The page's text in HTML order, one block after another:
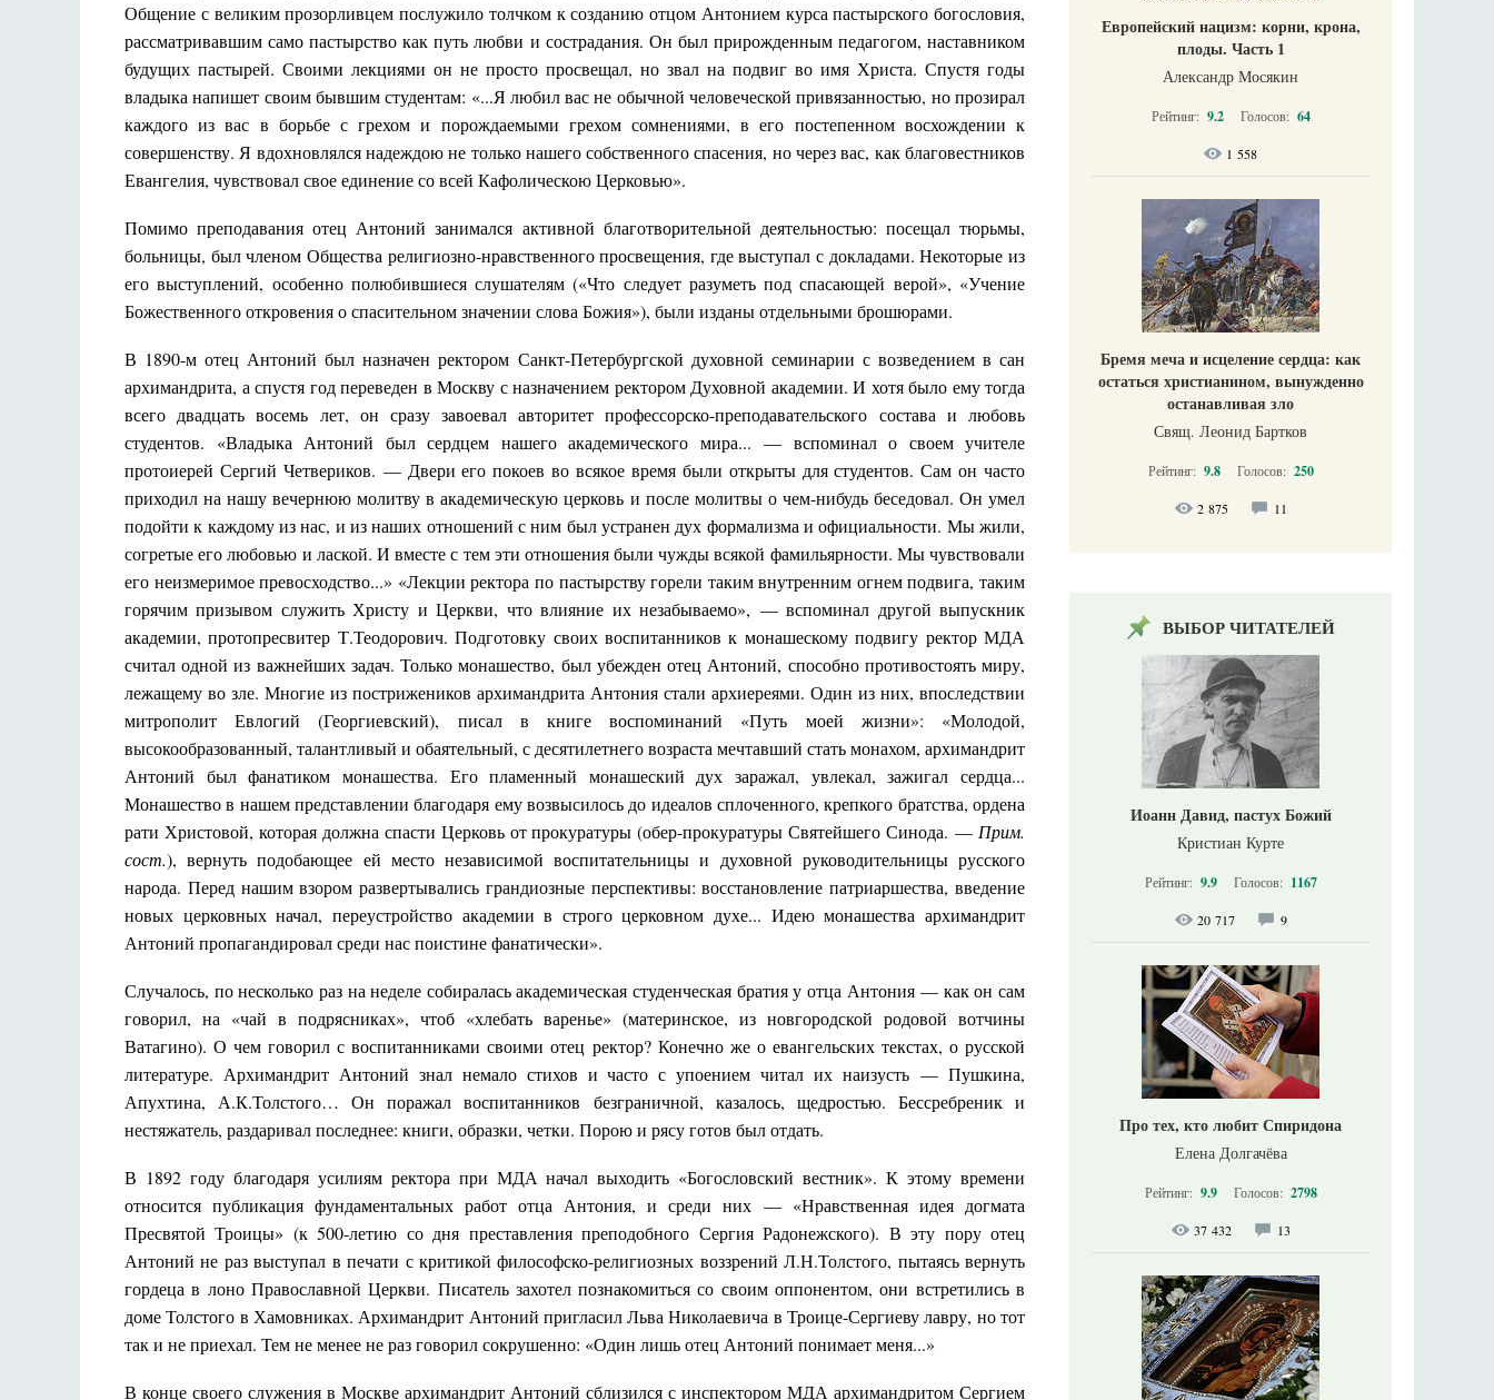
Общение с великим прозорливцем послужило толчком к созданию отцом Антонием курса пастырского богословия,
рассматривавшим само пастырство как путь любви и сострадания. Он был прирожденным педагогом, наставником
будущих пастырей. Своими лекциями он не просто просвещал, но звал на подвиг во имя Христа. Спустя годы
владыка напишет своим бывшим студентам: «...Я любил вас не обычной человеческой привязанностью, но прозирал
каждого из вас в борьбе с грехом и порождаемыми грехом сомнениями, в его постепенном восхождении к
совершенству. Я вдохновлялся надеждою не только нашего собственного спасения, но через вас, как благовестников
Евангелия, чувствовал свое единение со всей Кафолическою Церковью».
Помимо преподавания отец Антоний занимался активной благотворительной деятельностью: посещал тюрьмы,
больницы, был членом Общества религиозно-нравственного просвещения, где выступал с докладами. Некоторые из
его выступлений, особенно полюбившиеся слушателям («Что следует разуметь под спасающей верой», «Учение
Божественного откровения о спасительном значении слова Божия»), были изданы отдельными брошюрами.
В 1890-м отец Антоний был назначен ректором Санкт-Петербургской духовной семинарии с возведением в сан
архимандрита, а спустя год переведен в Москву с назначением ректором Духовной академии. И хотя было ему тогда
всего двадцать восемь лет, он сразу завоевал авторитет профессорско-преподавательского состава и любовь
студентов. «Владыка Антоний был сердцем нашего академического мира... — вспоминал о своем учителе
протоиерей Сергий Четвериков. — Двери его покоев во всякое время были открыты для студентов. Сам он часто
приходил на нашу вечернюю молитву в академическую церковь и после молитвы о чем-нибудь беседовал. Он умел
подойти к каждому из нас, и из наших отношений с ним был устранен дух формализма и официальности. Мы жили,
согретые его любовью и лаской. И вместе с тем эти отношения были чужды всякой фамильярности. Мы чувствовали
его неизмеримое превосходство...» «Лекции ректора по пастырству горели таким внутренним огнем подвига, таким
горячим призывом служить Христу и Церкви, что влияние их незабываемо», — вспоминал другой выпускник
академии, протопресвитер Т.Теодорович. Подготовку своих воспитанников к монашескому подвигу ректор МДА
считал одной из важнейших задач. Только монашество, был убежден отец Антоний, способно противостоять миру,
лежащему во зле. Многие из пострижеников архимандрита Антония стали архиереями. Один из них, впоследствии
митрополит Евлогий (Георгиевский), писал в книге воспоминаний «Путь моей жизни»: «Молодой,
высокообразованный, талантливый и обаятельный, с десятилетнего возраста мечтавший стать монахом, архимандрит
Антоний был фанатиком монашества. Его пламенный монашеский дух заражал, увлекал, зажигал сердца...
Монашество в нашем представлении благодаря ему возвысилось до идеалов сплоченного, крепкого братства, ордена
рати Христовой, которая должна спасти Церковь от прокуратуры (обер-прокуратуры Святейшего Синода. — Прим.
сост.), вернуть подобающее ей место независимой воспитательницы и духовной руководительницы русского
народа. Перед нашим взором развертывались грандиозные перспективы: восстановление патриаршества, введение
новых церковных начал, переустройство академии в строго церковном духе... Идею монашества архимандрит
Антоний пропагандировал среди нас поистине фанатически».
Случалось, по несколько раз на неделе собиралась академическая студенческая братия у отца Антония — как он сам
говорил, на «чай в подрясниках», чтоб «хлебать варенье» (материнское, из новгородской родовой вотчины
Ватагино). О чем говорил с воспитанниками своими отец ректор? Конечно же о евангельских текстах, о русской
литературе. Архимандрит Антоний знал немало стихов и часто с упоением читал их наизусть — Пушкина,
Апухтина, А.К.Толстого… Он поражал воспитанников безграничной, казалось, щедростью. Бессребреник и
нестяжатель, раздаривал последнее: книги, образки, четки. Порою и рясу готов был отдать.
В 1892 году благодаря усилиям ректора при МДА начал выходить «Богословский вестник». К этому времени
относится публикация фундаментальных работ отца Антония, и среди них — «Нравственная идея догмата
Пресвятой Троицы» (к 500-летию со дня преставления преподобного Сергия Радонежского). В эту пору отец
Антоний не раз выступал в печати с критикой философско-религиозных воззрений Л.Н.Толстого, пытаясь вернуть
гордеца в лоно Православной Церкви. Писатель захотел познакомиться со своим оппонентом, они встретились в
доме Толстого в Хамовниках. Архимандрит Антоний пригласил Льва Николаевича в Троице-Сергиеву лавру, но тот
так и не приехал. Тем не менее не раз говорил сокрушенно: «Один лишь отец Антоний понимает меня...»
В конце своего служения в Москве архимандрит Антоний сблизился с инспектором МДА архимандритом Сергием
Европейский нацизм: корни, крона,
плоды. Часть 1
Александр Мосякин
Рейтинг: 9.2 Голосов: 64
1 558
Бремя меча и исцеление сердца: как
остаться христианином, вынужденно
останавливая зло
Свящ. Леонид Бартков
Рейтинг: 9.8 Голосов: 250
2 875 11
ВЫБОР ЧИТАТЕЛЕЙ
Иоанн Давид, пастух Божий
Кристиан Курте
Рейтинг: 9.9 Голосов: 1167
20 717 9
Про тех, кто любит Спиридона
Елена Долгачёва
Рейтинг: 9.9 Голосов: 2798
37 432 13